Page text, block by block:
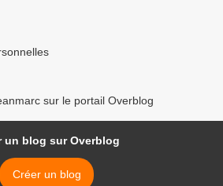
sur le portail Overblog
un blog sur Overblog
Créer un blog